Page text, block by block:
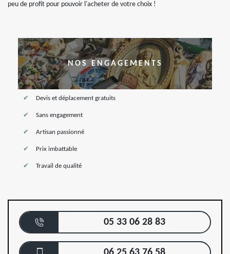
peu de profit pour pouvoir l'acheter de votre choix !
NOS ENGAGEMENTS
Devis et déplacement gratuits
Sans engagement
Artisan passionné
Prix imbattable
Travail de qualité
05 33 06 28 83